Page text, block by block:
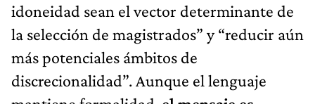
idoneidad sean el vector determinante de
la selección de magistrados” y “reducir aún
más potenciales ámbitos de
discrecionalidad”. Aunque el lenguaje